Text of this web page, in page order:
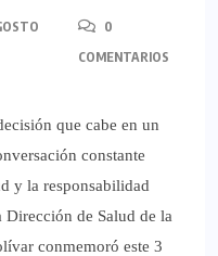
0
COMENTARIOS
que cabe en un
constante
y la responsabilidad
Dirección de Salud de la
conmemoró este 3